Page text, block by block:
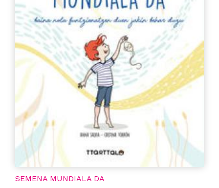
SEMENA MUNDIALA DA